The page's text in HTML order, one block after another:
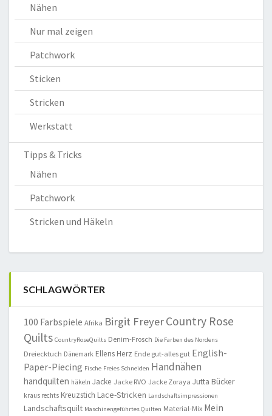
Nähen
Nur mal zeigen
Patchwork
Sticken
Stricken
Werkstatt
Tipps & Tricks
Nähen
Patchwork
Stricken und Häkeln
SCHLAGWÖRTER
100 Farbspiele Afrika Birgit FreyerCountry Rose
Quilts CountryRoseQuilts Denim-Frosch Die Farben des Nordens
Dreiecktuch Dänemark Ellens Herz Ende gut-alles gut English-
Paper-Piecing Fische Freies Schneiden Handnähen
handquilten häkeln Jacke Jacke RVO Jacke Zoraya Jutta Bücker
kraus rechts Kreuzstich Lace-Stricken Landschaftsimpressionen
Landschaftsquilt Maschinengeführtes Quilten Material-Mix Mein